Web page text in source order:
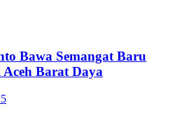
Bawa Semangat Baru
Barat Daya